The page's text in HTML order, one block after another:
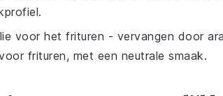
voor het frituren - vervangen door
frituren, met een neutrale smaak.